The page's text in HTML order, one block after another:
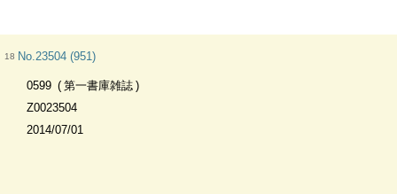
18 No.23504 (951)
0599
第一書庫雑誌
Z0023504
2014/07/01